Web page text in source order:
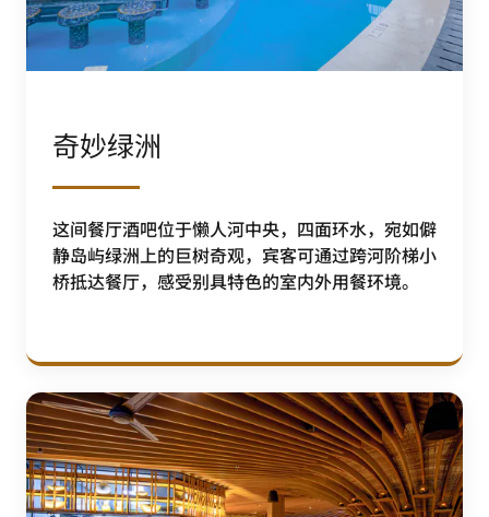
奇妙绿洲
这间餐厅酒吧位于懒人河中央，四面环水，宛如僻
静岛屿绿洲上的巨树奇观，宾客可通过跨河阶梯小
桥抵达餐厅，感受别具特色的室内外用餐环境。